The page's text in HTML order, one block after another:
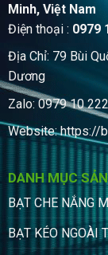
Minh, Việt Nam
Điện thoại : 0979
Địa Chỉ: 79 Bùi
Dương
Zalo: 0979 10
Website:https://
DANH MỤC
BẠT CHE NẮNG
BẠT KÉO NGOÀI